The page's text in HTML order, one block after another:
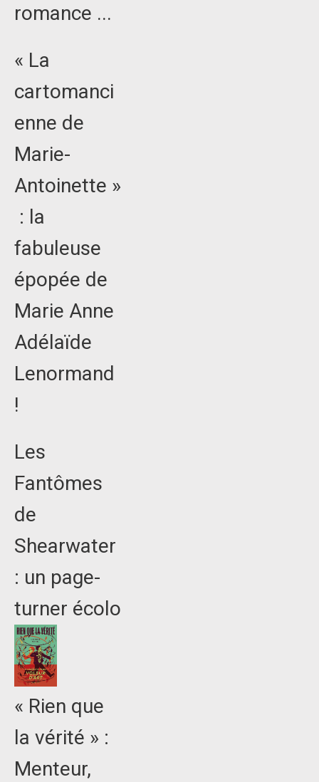
romance ...
« La
cartomanci
enne de
Marie-
Antoinette »
: la
fabuleuse
épopée de
Marie Anne
Adélaïde
Lenormand
!
Les
Fantômes
de
Shearwater
: un page-
turner écolo
« Rien que
la vérité » :
Menteur,